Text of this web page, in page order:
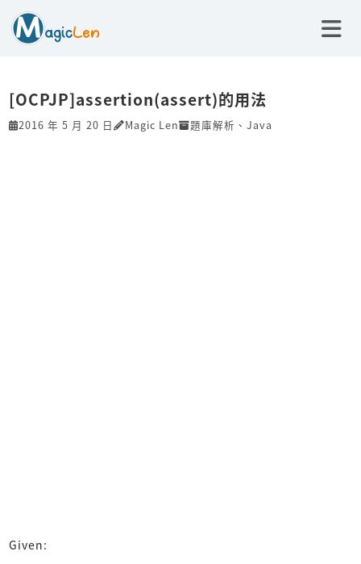
[OCPJP]assertion(assert)的用法
2016 年 5 月 20 日 Magic Len 題庫解析 、 Java
Given: